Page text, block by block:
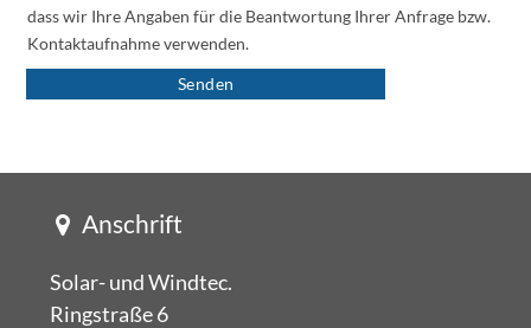
dass wir Ihre Angaben für die Beantwortung Ihrer Anfrage bzw.
Kontaktaufnahme verwenden.
Senden
Anschrift
Solar- und Windtec.
Ringstraße 6